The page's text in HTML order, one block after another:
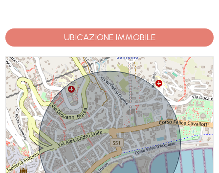
UBICAZIONE IMMOBILE